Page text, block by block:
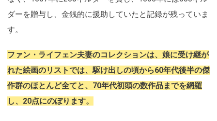
ダーを贈与し、金銭的に援助していたと記録が残っていま
す。
ファン・ライフェン夫妻のコレクションは、娘に受け継が
れた絵画のリストでは、駆け出しの頃から60年代後半の傑
作群のほとんど全てと、70年代初頭の数作品までを網羅
し、20点にのぼります。